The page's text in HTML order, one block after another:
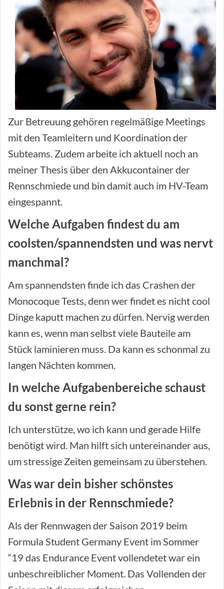
Zur Betreuung gehören regelmäßige Meetings
mit den Teamleitern und Koordination der
Subteams. Zudem arbeite ich aktuell noch an
meiner Thesis über den Akkucontainer der
Rennschmiede und bin damit auch im HV-Team
eingespannt.
Welche Aufgaben findest du am
coolsten/spannendsten und was nervt
manchmal?
Am spannendsten finde ich das Crashen der
Monocoque Tests, denn wer findet es nicht cool
Dinge kaputt machen zu dürfen. Nervig werden
kann es, wenn man selbst viele Bauteile am
Stück laminieren muss. Da kann es schonmal zu
langen Nächten kommen.
In welche Aufgabenbereiche schaust
du sonst gerne rein?
Ich unterstütze, wo ich kann und gerade Hilfe
benötigt wird. Man hilft sich untereinander aus,
um stressige Zeiten gemeinsam zu überstehen.
Was war dein bisher schönstes
Erlebnis in der Rennschmiede?
Als der Rennwagen der Saison 2019 beim
Formula Student Germany Event im Sommer
“19 das Endurance Event vollendetet war ein
unbeschreiblicher Moment. Das Vollenden der